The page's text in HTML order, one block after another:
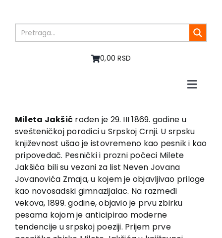
content
0,00 RSD
Toggle
About us
Books
In preparation
Sale
Authors
News
EU PROJECTS
Contact
Mileta Jakšić rođen je 29. III 1869. godine u
svešteničkoj porodici u Srpskoj Crnji. U srpsku
književnost ušao je istovremeno kao pesnik i kao
pripovedač. Pesnički i prozni počeci Milete
Jakšića bili su vezani za list Neven Jovana
Jovanovića Zmaja, u kojem je objavljivao priloge
kao novosadski gimnazijalac. Na razmeđi
vekova, 1899. godine, objavio je prvu zbirku
pesama kojom je anticipirao moderne
tendencije u srpskoj poeziji. Prijem prve